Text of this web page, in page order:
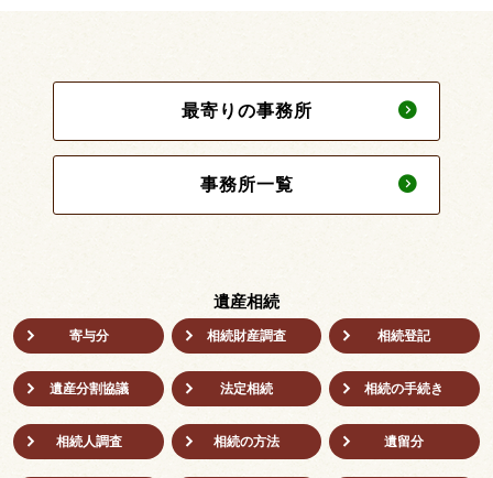
最寄りの事務所
事務所一覧
遺産相続
寄与分 相続財産調査 相続登記
遺産分割協議 法定相続 相続の⼿続き
相続人調査 相続の方法 遺留分